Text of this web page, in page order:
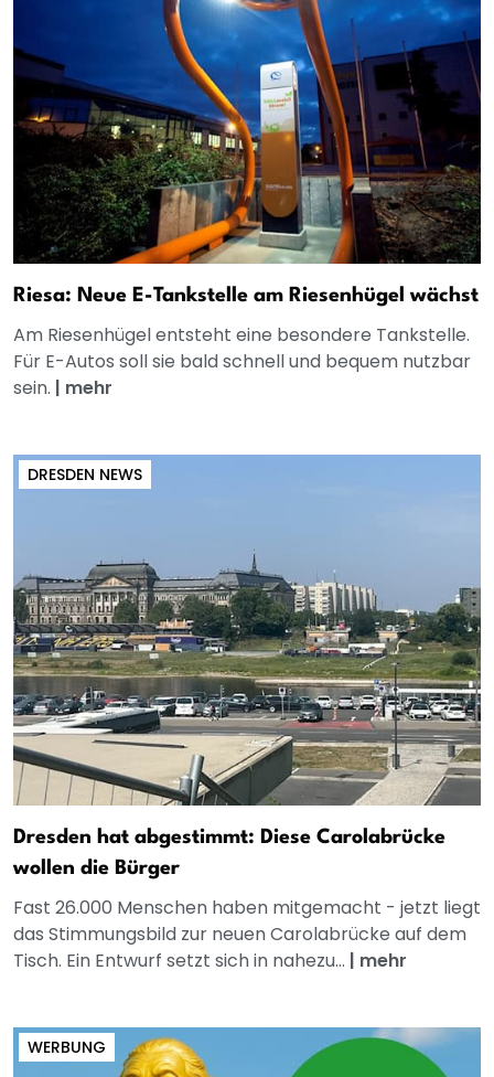
Riesa: Neue E-Tankstelle am Riesenhügel wächst
Am Riesenhügel entsteht eine besondere Tankstelle.
Für E-Autos soll sie bald schnell und bequem nutzbar
sein. | mehr
DRESDEN NEWS
Dresden hat abgestimmt: Diese Carolabrücke
wollen die Bürger
Fast 26.000 Menschen haben mitgemacht - jetzt liegt
das Stimmungsbild zur neuen Carolabrücke auf dem
Tisch. Ein Entwurf setzt sich in nahezu... | mehr
WERBUNG